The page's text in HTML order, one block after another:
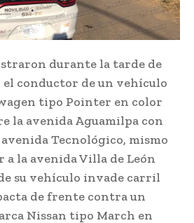
durante la tarde de
el conductor de un vehículo
tipo Pointer en color
la avenida Aguamilpa con
Tecnológico, mismo
a la avenida Villa de León
su vehículo invade carril
de frente contra un
Nissan tipo March en